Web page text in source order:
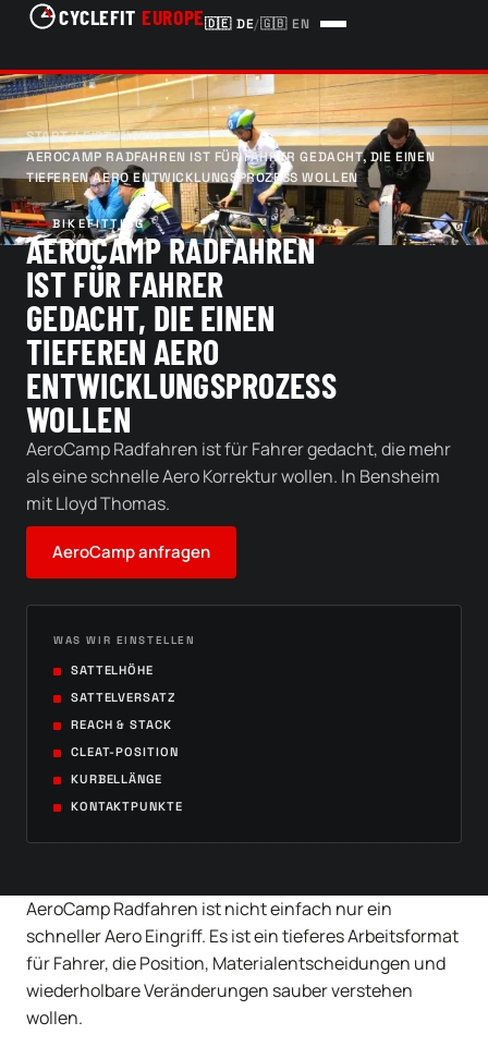
CYCLEFIT EUROPE🇩🇪 DE/🇬🇧 EN
START/LEISTUNGEN/
AEROCAMP RADFAHREN IST FÜR FAHRER GEDACHT, DIE EINEN
TIEFEREN AERO ENTWICKLUNGSPROZESS WOLLEN
BIKEFITTING
AEROCAMP RADFAHREN
IST FÜR FAHRER
GEDACHT, DIE EINEN
TIEFEREN AERO
ENTWICKLUNGSPROZESS
WOLLEN
AeroCamp Radfahren ist für Fahrer gedacht, die mehr
als eine schnelle Aero Korrektur wollen. In Bensheim
mit Lloyd Thomas.
AeroCamp anfragen
WAS WIR EINSTELLEN
SATTELHÖHE
SATTELVERSATZ
REACH & STACK
CLEAT-POSITION
KURBELLÄNGE
KONTAKTPUNKTE
AeroCamp Radfahren ist nicht einfach nur ein
schneller Aero Eingriff. Es ist ein tieferes Arbeitsformat
für Fahrer, die Position, Materialentscheidungen und
wiederholbare Veränderungen sauber verstehen
wollen.